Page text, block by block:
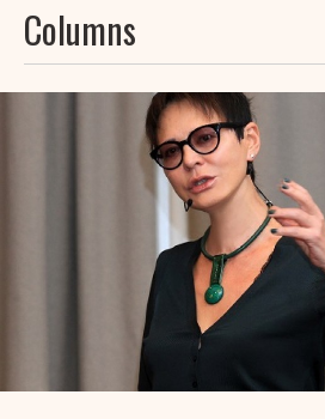
Columns